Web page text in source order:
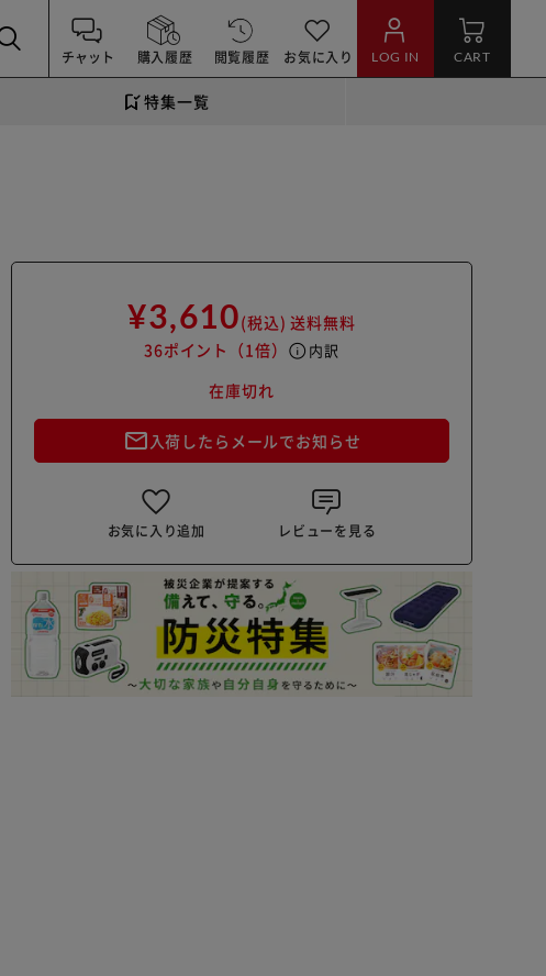
チャット 購入履歴 閲覧履歴 お気に入り LOG IN CART
特集一覧
¥3,610(税込) 送料無料
36ポイント （1倍） info 内訳
在庫切れ
mail_outline 入荷したらメールでお知らせ
お気に入り追加 レビューを見る